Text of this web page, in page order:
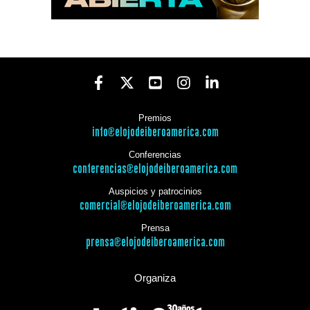
Premios
info@elojodeiberoamerica.com
Conferencias
conferencias@elojodeiberoamerica.com
Auspicios y patrocinios
comercial@elojodeiberoamerica.com
Prensa
prensa@elojodeiberoamerica.com
Organiza